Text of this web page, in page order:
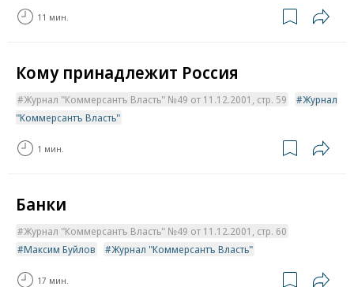
11 мин.
Кому принадлежит Россия
Журнал "Коммерсантъ Власть" №49 от 11.12.2001, стр. 59
Журнал
"Коммерсантъ Власть"
1 мин.
Банки
Журнал "Коммерсантъ Власть" №49 от 11.12.2001, стр. 60
Максим Буйлов
Журнал "Коммерсантъ Власть"
17 мин.